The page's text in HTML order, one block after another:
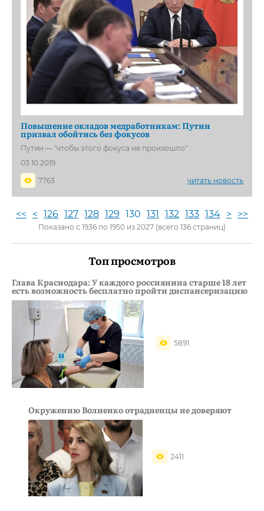
Повышение окладов медработникам: Путин
призвал обойтись без фокусов
Путин — "чтобы этого фокуса не произошло"
03.10.2019
7763
читать новость
<< < 126 127 128 129 130 131 132 133 134 > >>
Показано с 1936 по 1950 из 2027 (всего 136 страниц)
Топ просмотров
Глава Краснодара: У каждого россиянина старше 18 лет
есть возможность бесплатно пройти диспансеризацию
5891
Окружению Волненко отрадненцы не доверяют
2411